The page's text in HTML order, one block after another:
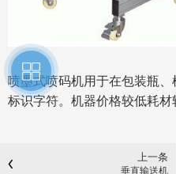
喷墨式喷码机用于在包装瓶
标识字符。机器价格较低耗材
上一条
垂直输送机